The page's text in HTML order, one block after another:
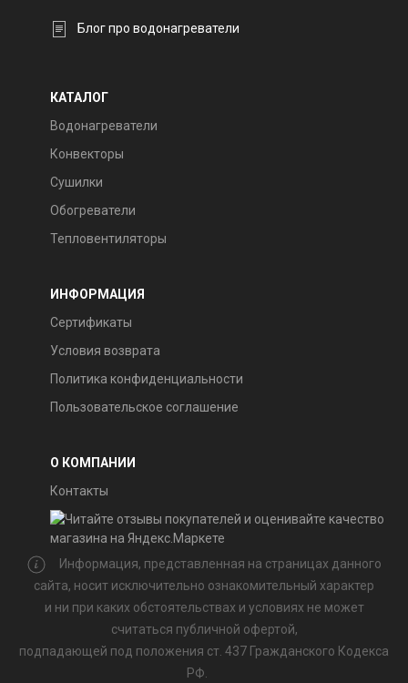
Блог про водонагреватели
КАТАЛОГ
Водонагреватели
Конвекторы
Сушилки
Обогреватели
Тепловентиляторы
ИНФОРМАЦИЯ
Сертификаты
Условия возврата
Политика конфиденциальности
Пользовательское соглашение
О КОМПАНИИ
Контакты
Информация, представленная на страницах данного
сайта, носит исключительно ознакомительный характер
и ни при каких обстоятельствах и условиях не может
считаться публичной офертой,
подпадающей под положения ст. 437 Гражданского Кодекса
РФ.